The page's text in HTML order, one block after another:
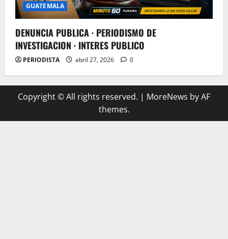
GUATEMALA
DENUNCIA PUBLICA · PERIODISMO DE
INVESTIGACION · INTERES PUBLICO
PERIODISTA abril 27, 2026 0
Copyright © All rights reserved. | MoreNews by AF
themes.